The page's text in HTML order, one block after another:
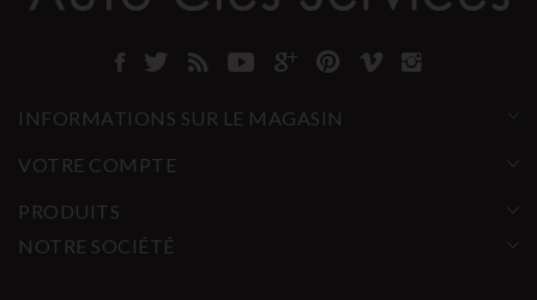
INFORMATIONS SUR LE MAGASIN
VOTRE COMPTE
PRODUITS
NOTRE SOCIÉTÉ